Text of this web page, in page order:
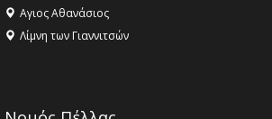
Αγιος Αθανάσιος
Λίμνη των Γιαννιτσών